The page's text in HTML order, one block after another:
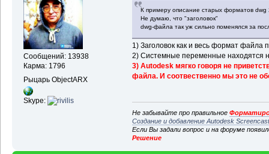
Сообщений: 13938
Карма: 1796
Рыцарь ObjectARX
Skype:
К примеру описание старых форматов dwg
Не думаю, что "заголовок"
dwg-файла так уж сильно поменялся за
1) Заголовок как и весь формат файла
2) Системные переменные находятся
3) Autodesk мягко говоря не
файла. И соотвественно мы это не
Не забывайте про правильное
Создание и добавление Autodesk
Если Вы задали вопрос и на форуме
Решение